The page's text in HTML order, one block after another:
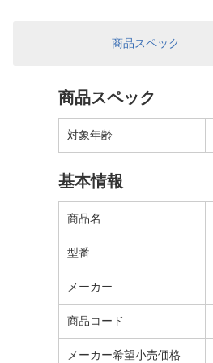
商品スペック
商品スペック
対象年齢
基本情報
商品名
型番
メーカー
商品コード
メーカー希望小売価格